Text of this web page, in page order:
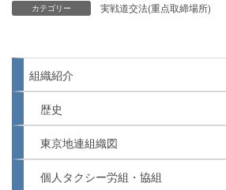
カテゴリー 実戦道交法(重点取締場所)
組織紹介
歴史
東京地連組織図
個人タクシー労組・協組